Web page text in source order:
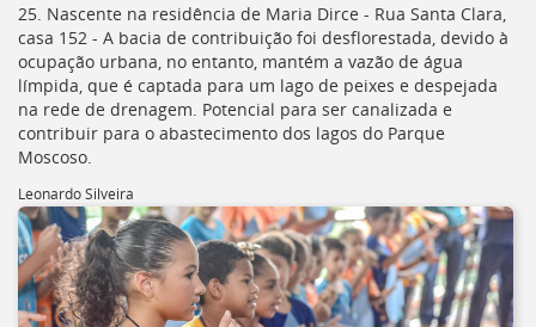
25. Nascente na residência de Maria Dirce - Rua Santa Clara,
casa 152 - A bacia de contribuição foi desflorestada, devido à
ocupação urbana, no entanto, mantém a vazão de água
límpida, que é captada para um lago de peixes e despejada
na rede de drenagem. Potencial para ser canalizada e
contribuir para o abastecimento dos lagos do Parque
Moscoso.
Leonardo Silveira